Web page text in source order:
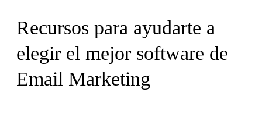
Recursos para ayudarte a
elegir el mejor software de
Email Marketing